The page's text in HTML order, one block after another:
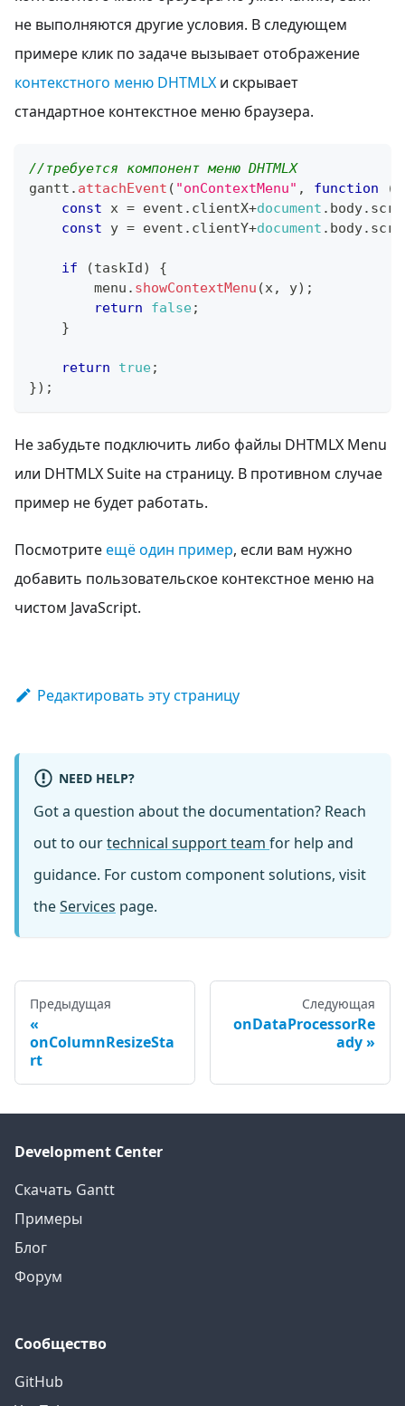
не выполняются другие условия. В следующем
примере клик по задаче вызывает отображение
контекстного меню DHTMLX и скрывает
стандартное контекстное меню браузера.
//требуется компонент меню DHTMLX
gantt . attachEvent ( "onContextMenu" , function (
const x = event . clientX+document . body.
const y = event . clientY+document . body.
if (taskId)
{
        menu
. showContextMenu (x, y) ;
return
false;
}
return true;
}) ;
Не забудьте подключить либо файлы DHTMLX Menu
или DHTMLX Suite на страницу. В противном случае
пример не будет работать.
Посмотритеещё один пример, если вам нужно
добавить пользовательское контекстное меню на
чистом JavaScript.
Редактировать эту страницу
NEED HELP?
Got a question about the documentation? Reach
out to ourtechnical support team for help and
guidance. For custom component solutions, visit
theServices page.
Предыдущая
onColumnResizeSta
rt
Следующая
onDataProcessorRe
ady
Development Center
Скачать Gantt
Примеры
Блог
Форум
Сообщество
GitHub